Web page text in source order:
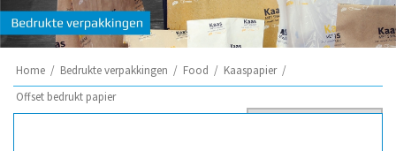
Home / Bedrukte verpakkingen / Food / Kaaspapier /
Offset bedrukt papier